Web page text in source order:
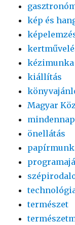
kép és
kézimunka
kiállítás
Magyar
önellátás
természet